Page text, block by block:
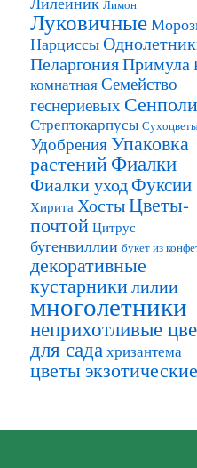
Лимон
Луковичные
Нарциссы
ПеларгонияПримула
комнатнаяСемейство
геснериевых
Стрептокарпусы
УдобренияУпаковка
растенийФиалки
Фиалки уходФуксии
Хирита ХостыЦветы-
почтой Цитрус
бугенвиллии букет из
декоративные
кустарникилилии
многолетники
неприхотливые
для садахризантема
цветы экзотические